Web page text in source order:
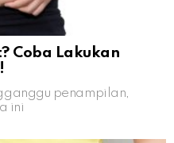
Coba Lakukan
penampilan,
ini